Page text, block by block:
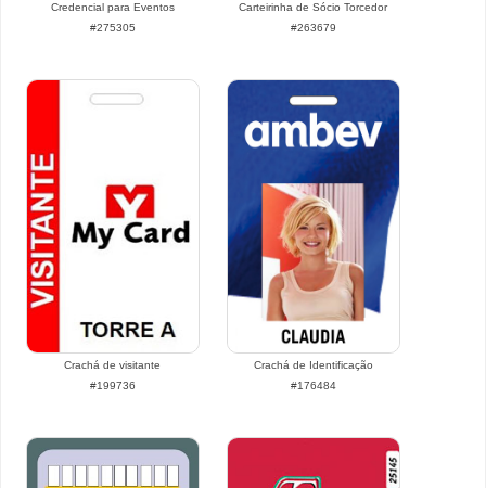
Credencial para Eventos
#275305
Carteirinha de Sócio Torcedor
#263679
Crachá de visitante
#199736
Crachá de Identificação
#176484